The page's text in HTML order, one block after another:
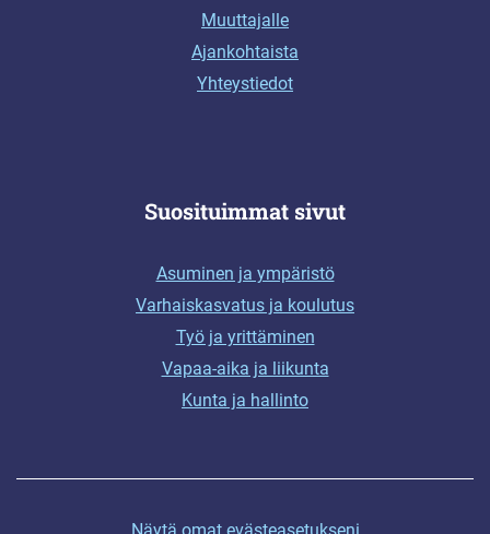
Muuttajalle
Ajankohtaista
Yhteystiedot
Suosituimmat sivut
Asuminen ja ympäristö
Varhaiskasvatus ja koulutus
Työ ja yrittäminen
Vapaa-aika ja liikunta
Kunta ja hallinto
Näytä omat evästeasetukseni